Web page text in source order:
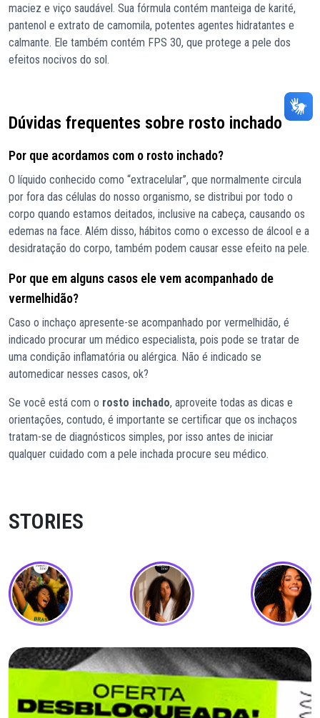
maciez e viço saudável. Sua fórmula contém manteiga de karité,
pantenol e extrato de camomila, potentes agentes hidratantes e
calmante. Ele também contém FPS 30, que protege a pele dos
efeitos nocivos do sol.
Dúvidas frequentes sobre rosto inchado
Por que acordamos com o rosto inchado?
O líquido conhecido como “extracelular”, que normalmente circula
por fora das células do nosso organismo, se distribui por todo o
corpo quando estamos deitados, inclusive na cabeça, causando os
edemas na face. Além disso, hábitos como o excesso de álcool e a
desidratação do corpo, também podem causar esse efeito na pele.
Por que em alguns casos ele vem acompanhado de
vermelhidão?
Caso o inchaço apresente-se acompanhado por vermelhidão, é
indicado procurar um médico especialista, pois pode se tratar de
uma condição inflamatória ou alérgica. Não é indicado se
automedicar nesses casos, ok?
Se você está com o rosto inchado, aproveite todas as dicas e
orientações, contudo, é importante se certificar que os inchaços
tratam-se de diagnósticos simples, por isso antes de iniciar
qualquer cuidado com a pele inchada procure seu médico.
STORIES